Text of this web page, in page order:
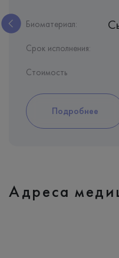
Биоматериал:
Срок исполнения:
Стоимость
Подробнее
Адреса